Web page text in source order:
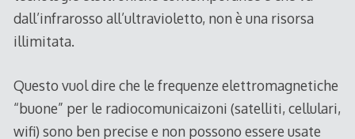
dall’infrarosso all’ultravioletto, non è una risorsa
illimitata.
Questo vuol dire che le frequenze elettromagnetiche
“buone” per le radiocomunicaizoni (satelliti, cellulari,
wifi) sono ben precise e non possono essere usate